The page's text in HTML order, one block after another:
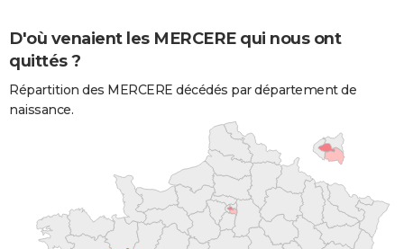
D'où venaient les MERCERE qui nous ont
quittés ?
Répartition des MERCERE décédés par département de
naissance.